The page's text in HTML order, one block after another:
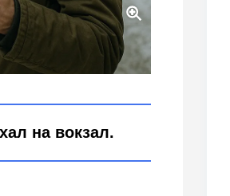
в Петербурге можно
на вокзал.